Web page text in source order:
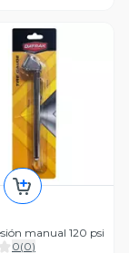
manual 120 psi
0(0)